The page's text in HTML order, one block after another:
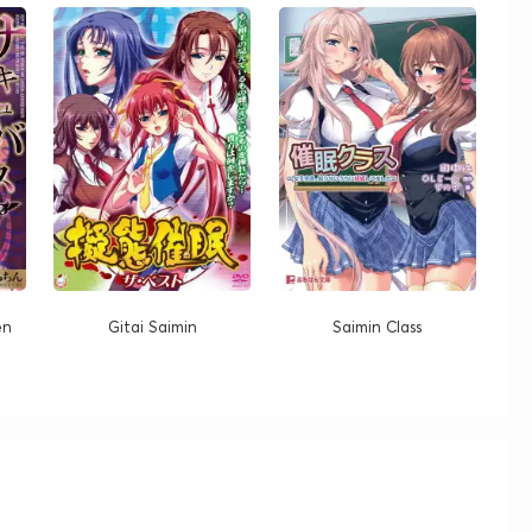
Gitai Saimin Saimin Class